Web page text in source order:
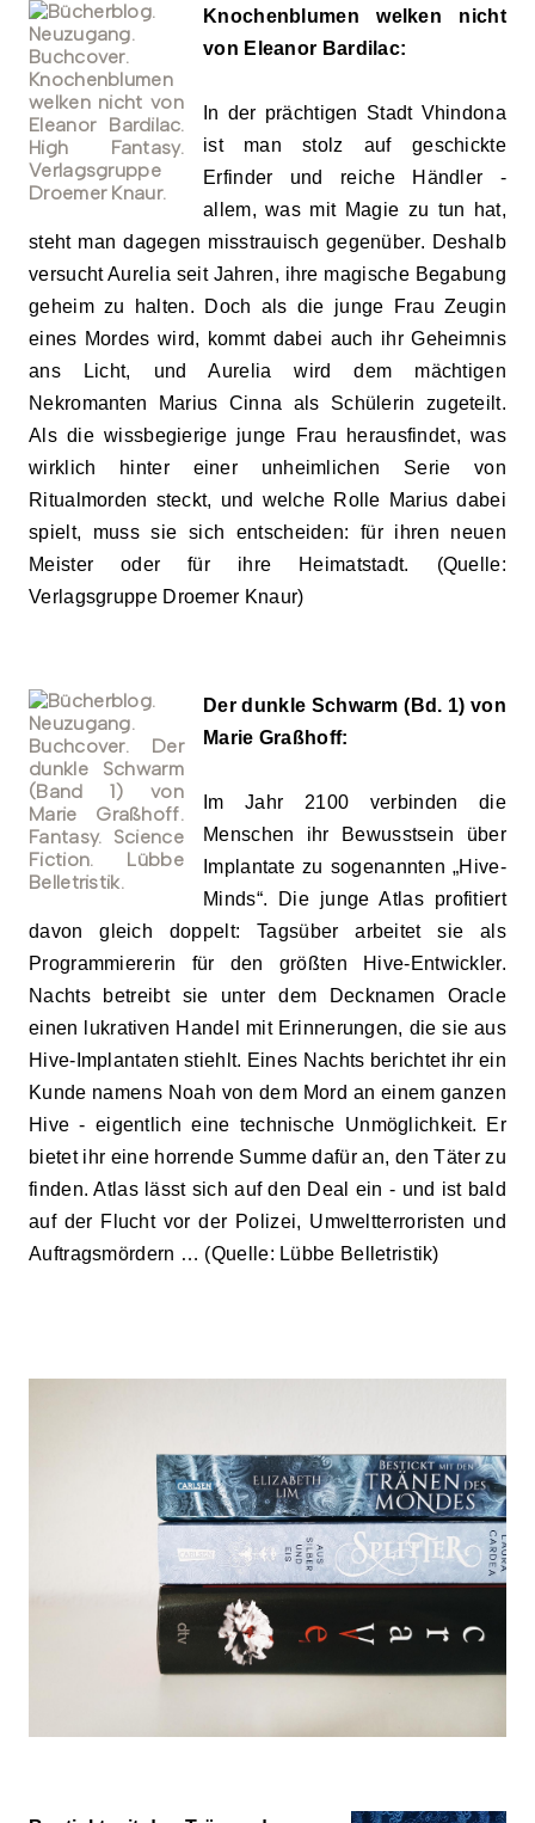
Knochenblumen welken nicht
von Eleanor Bardilac:
In der prächtigen Stadt Vhindona
ist man stolz auf geschickte
Erfinder und reiche Händler -
allem, was mit Magie zu tun hat,
steht man dagegen misstrauisch gegenüber. Deshalb
versucht Aurelia seit Jahren, ihre magische Begabung
geheim zu halten. Doch als die junge Frau Zeugin
eines Mordes wird, kommt dabei auch ihr Geheimnis
ans Licht, und Aurelia wird dem mächtigen
Nekromanten Marius Cinna als Schülerin zugeteilt.
Als die wissbegierige junge Frau herausfindet, was
wirklich hinter einer unheimlichen Serie von
Ritualmorden steckt, und welche Rolle Marius dabei
spielt, muss sie sich entscheiden: für ihren neuen
Meister oder für ihre Heimatstadt. (Quelle:
Verlagsgruppe Droemer Knaur)
Der dunkle Schwarm (Bd. 1) von
Marie Graßhoff:
Im Jahr 2100 verbinden die
Menschen ihr Bewusstsein über
Implantate zu sogenannten „Hive-
Minds“. Die junge Atlas profitiert
davon gleich doppelt: Tagsüber arbeitet sie als
Programmiererin für den größten Hive-Entwickler.
Nachts betreibt sie unter dem Decknamen Oracle
einen lukrativen Handel mit Erinnerungen, die sie aus
Hive-Implantaten stiehlt. Eines Nachts berichtet ihr ein
Kunde namens Noah von dem Mord an einem ganzen
Hive - eigentlich eine technische Unmöglichkeit. Er
bietet ihr eine horrende Summe dafür an, den Täter zu
finden. Atlas lässt sich auf den Deal ein - und ist bald
auf der Flucht vor der Polizei, Umweltterroristen und
Auftragsmördern … (Quelle: Lübbe Belletristik)